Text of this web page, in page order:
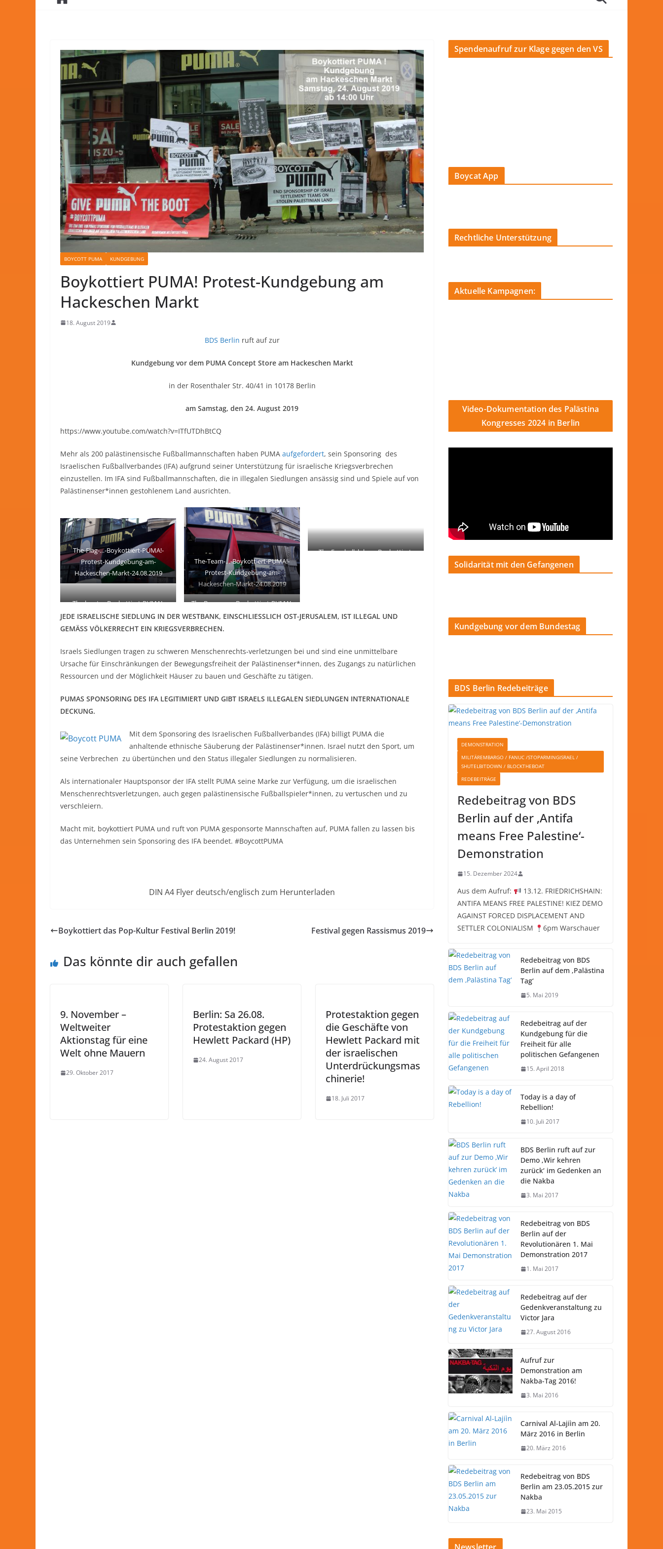
BOYCOTT PUMA KUNDGEBUNG
Boykottiert PUMA! Protest-Kundgebung am
Hackeschen Markt
18. August 2019
BDS Berlin ruft auf zur
Kundgebung vor dem PUMA Concept Store am Hackeschen Markt
in der Rosenthaler Str. 40/41 in 10178 Berlin
am Samstag, den 24. August 2019
https://www.youtube.com/watch?v=ITfUTDhBtCQ
Mehr als 200 palästinensische Fußballmannschaften haben PUMA aufgefordert, sein Sponsoring des
Israelischen Fußballverbandes (IFA) aufgrund seiner Unterstützung für israelische Kriegsverbrechen
einzustellen. Im IFA sind Fußballmannschaften, die in illegalen Siedlungen ansässig sind und Spiele auf von
Palästinenser*innen gestohlenem Land ausrichten.
The-Flag-…-Boykottiert-PUMA!-
Protest-Kundgebung-am-
Hackeschen-Markt-24.08.2019
The-Team-…-Boykottiert-PUMA!-
Protest-Kundgebung-am-
Hackeschen-Markt-24.08.2019
The Fussballclubs … Boykottiert-
The boot … Boykottiert-PUMA!-
Protest-Kundgebung-am-
Hackeschen-Markt-24.08.2019
The Banners … Boykottiert-PUMA!-
Protest-Kundgebung-am-
Hackeschen-Markt-24.08.2019
JEDE ISRAELISCHE SIEDLUNG IN DER WESTBANK, EINSCHLIESSLICH OST-JERUSALEM, IST ILLEGAL UND
GEMÄSS VÖLKERRECHT EIN KRIEGSVERBRECHEN.
Israels Siedlungen tragen zu schweren Menschenrechts-verletzungen bei und sind eine unmittelbare
Ursache für Einschränkungen der Bewegungsfreiheit der Palästinenser*innen, des Zugangs zu natürlichen
Ressourcen und der Möglichkeit Häuser zu bauen und Geschäfte zu tätigen.
PUMAS SPONSORING DES IFA LEGITIMIERT UND GIBT ISRAELS ILLEGALEN SIEDLUNGEN INTERNATIONALE
DECKUNG.
Mit dem Sponsoring des Israelischen Fußballverbandes (IFA) billigt PUMA die
anhaltende ethnische Säuberung der Palästinenser*innen. Israel nutzt den Sport, um
seine Verbrechen zu übertünchen und den Status illegaler Siedlungen zu normalisieren.
Als internationaler Hauptsponsor der IFA stellt PUMA seine Marke zur Verfügung, um die israelischen
Menschenrechtsverletzungen, auch gegen palästinensische Fußballspieler*innen, zu vertuschen und zu
verschleiern.
Macht mit, boykottiert PUMA und ruft von PUMA gesponsorte Mannschaften auf, PUMA fallen zu lassen bis
das Unternehmen sein Sponsoring des IFA beendet. #BoycottPUMA
DIN A4 Flyer deutsch/englisch zum Herunterladen
Boykottiert das Pop-Kultur Festival Berlin 2019! Festival gegen Rassismus 2019
Das könnte dir auch gefallen
9. November –
Weltweiter
Aktionstag für eine
Welt ohne Mauern
29. Oktober 2017
Berlin: Sa 26.08.
Protestaktion gegen
Hewlett Packard (HP)
24. August 2017
Protestaktion gegen
die Geschäfte von
Hewlett Packard mit
der israelischen
Unterdrückungsmas
chinerie!
18. Juli 2017
Spendenaufruf zur Klage gegen den VS
Boycat App
Rechtliche Unterstützung
Aktuelle Kampagnen:
Video-Dokumentation des Palästina
Kongresses 2024 in Berlin
Solidarität mit den Gefangenen
Kundgebung vor dem Bundestag
BDS Berlin Redebeiträge
DEMONSTRATION
MILITÄREMBARGO / FANUC /STOPARMINGISRAEL /
SHUTELBITDOWN / BLOCKTHEBOAT
REDEBEITRÄGE
Redebeitrag von BDS
Berlin auf der ‚Antifa
means Free Palestine‘-
Demonstration
15. Dezember 2024
Aus dem Aufruf:
13.12. FRIEDRICHSHAIN:
ANTIFA MEANS FREE PALESTINE! KIEZ DEMO
AGAINST FORCED DISPLACEMENT AND
SETTLER COLONIALISM
6pm Warschauer
Redebeitrag von BDS
Berlin auf dem ‚Palästina
Tag‘
5. Mai 2019
Redebeitrag auf der
Kundgebung für die
Freiheit für alle
politischen Gefangenen
15. April 2018
Today is a day of
Rebellion!
10. Juli 2017
BDS Berlin ruft auf zur
Demo ‚Wir kehren
zurück‘ im Gedenken an
die Nakba
3. Mai 2017
Redebeitrag von BDS
Berlin auf der
Revolutionären 1. Mai
Demonstration 2017
1. Mai 2017
Redebeitrag auf der
Gedenkveranstaltung zu
Victor Jara
27. August 2016
Aufruf zur
Demonstration am
Nakba-Tag 2016!
3. Mai 2016
Carnival Al-Lajiìn am 20.
März 2016 in Berlin
20. März 2016
Redebeitrag von BDS
Berlin am 23.05.2015 zur
Nakba
23. Mai 2015